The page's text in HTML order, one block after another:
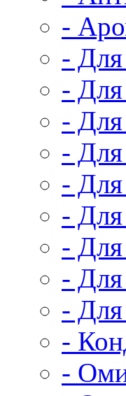
-
-
- Для
-
-
- Для
- Для
-
- Для
-
-
-